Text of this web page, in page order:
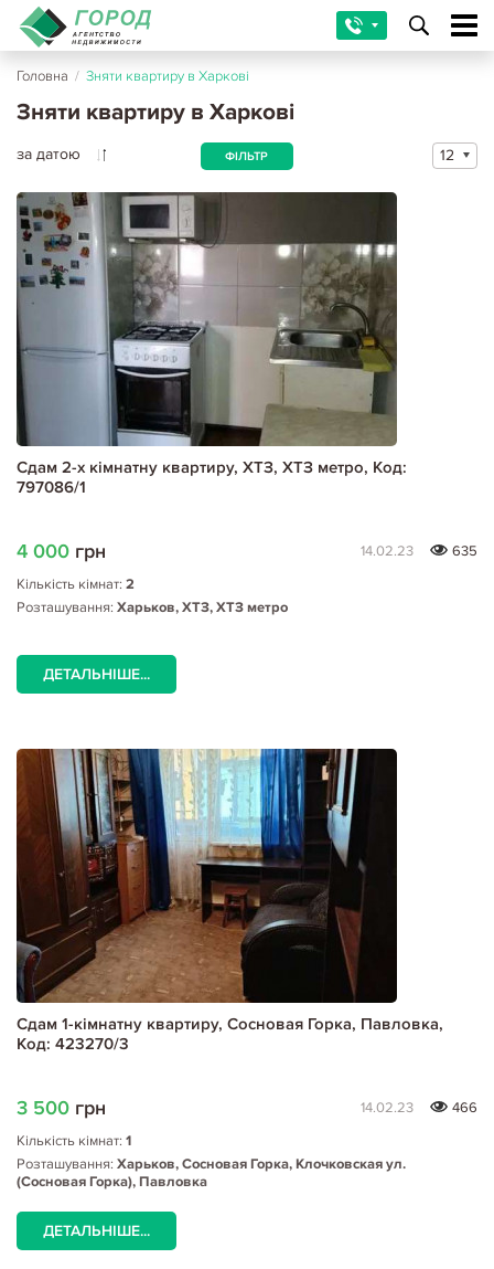
Головна / Зняти квартиру в Харкові
Зняти квартиру в Харкові
за датою ФІЛЬТР 12
Сдам 2-х кімнатну квартиру, ХТЗ, ХТЗ метро, Код:
797086/1
4 000 грн 14.02.23
635
Кількість кімнат: 2
Розташування: Харьков, ХТЗ, ХТЗ метро
ДЕТАЛЬНІШЕ...
Сдам 1-кімнатну квартиру, Сосновая Горка, Павловка,
Код: 423270/3
3 500 грн 14.02.23
466
Кількість кімнат: 1
Розташування: Харьков, Сосновая Горка, Клочковская ул.
(Сосновая Горка), Павловка
ДЕТАЛЬНІШЕ...